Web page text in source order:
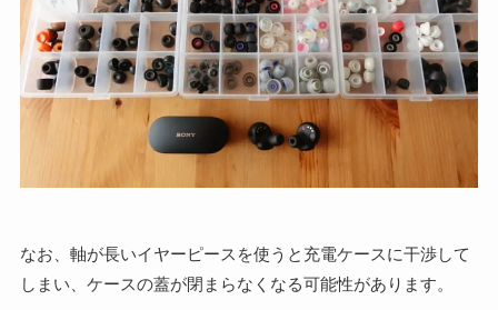
なお、軸が長いイヤーピースを使うと充電ケースに干渉して
しまい、ケースの蓋が閉まらなくなる可能性があります。